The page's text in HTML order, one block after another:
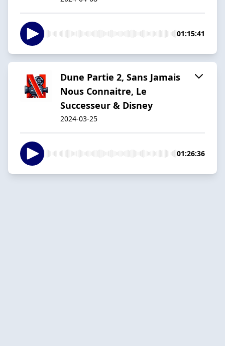
01:15:41
Dune Partie 2, Sans Jamais
Nous Connaitre, Le
Successeur & Disney
2024-03-25
01:26:36